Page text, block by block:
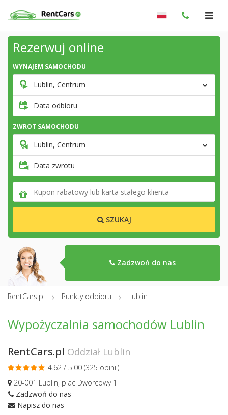
Rezerwuj online
WYNAJEM SAMOCHODU
Lublin, Centrum
Data odbioru
ZWROT SAMOCHODU
Lublin, Centrum
Data zwrotu
SZUKAJ
Zadzwoń do nas
RentCars.pl Punkty odbioru Lublin
Wypożyczalnia samochodów Lublin
RentCars.pl Oddział Lublin
4.62 / 5.00 (325 opinii)
20-001 Lublin, plac Dworcowy 1
Zadzwoń do nas
Napisz do nas